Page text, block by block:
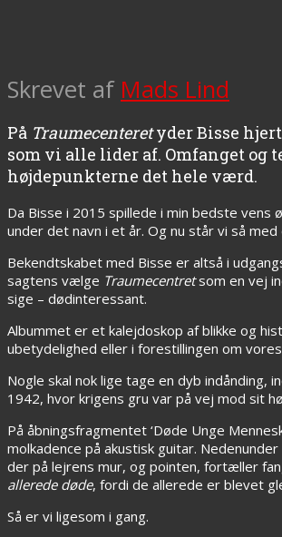
Skrevet af Mads Lind
På Traumecenteretyder Bisse
som vi alle lider af. Omfanget og
højdepunkterne det hele værd.
Da Bisse i 2015 spillede i min bedste vens
under det navn i et år. Og nu står vi så
Bekendtskabet med Bisse er altså i
sagtens vælge Traumecentretsom en vej
sige – dødinteressant.
Albummet er et kalejdoskop af blikke og
ubetydelighed eller i forestillingen om
Nogle skal nok lige tage en dyb indånding,
1942, hvor krigens gru var på vej mod sit
På åbningsfragmentet ‘Døde Unge
molkadence på akustisk guitar.
der på lejrens mur, og pointen, fortæller
allerede døde, fordi de allerede er blevet
Så er vi ligesom i gang.